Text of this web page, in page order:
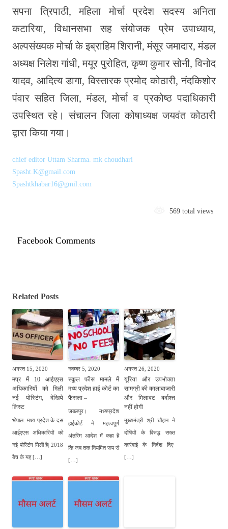
सपना त्रिपाठी, महिला मोर्चा प्रदेश सदस्य अनिता
कटारिया, विधानसभा सह संयोजक प्रेम उपाध्याय,
अल्पसंख्यक मोर्चा के इब्राहिम शिरानी, मंसूर जमादार, मंडल
अध्यक्ष निलेश गांधी, मयूर पुरोहित, कृष्ण कुमार सोनी, विनोद
यादव, आदित्य डागा, विस्तारक प्रमोद कोठारी, नंदकिशोर
पंवार सहित जिला, मंडल, मोर्चा व प्रकोष्ठ पदाधिकारी
उपस्थित रहे। संचालन जिला कोषाध्यक्ष जयवंत कोठारी
द्वारा किया गया।
chief editor Uttam Sharma. mk choudhari
Spasht.K@gmail.com
Spashtkhabar16@gmil.com
569 total views
Facebook Comments
Related Posts
अगस्त 15, 2020
मप्र में 10 आईएएस
अधिकारियों को मिली
नई पोस्टिंग, देखिये
लिस्ट
भोपाल: मध्य प्रदेश के दस
आईएएस अधिकारियों को
नई पोस्टिंग मिली है| 2018
बैच के यह […]
नवम्बर 5, 2020
स्कूल फीस मामले में
मध्य प्रदेश हाई कोर्ट का
फैसला –
जबलपुर। मध्यप्रदेश
हाईकोर्ट ने महत्वपूर्ण
अंतरिम आदेश में कहा है
कि जब तक नियमित रूप से
[…]
अगस्त 26, 2020
यूरिया और उपभोक्ता
सामग्री की कालाबाजारी
और मिलावट बर्दाश्त
नहीं होगी
मुख्यमंत्री श्री चौहान ने
दोषियों के विरुद्ध सख्त
कार्रवाई के निर्देश दिए
[…]